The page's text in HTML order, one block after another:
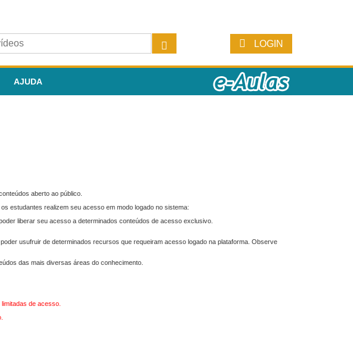
LOGIN
AJUDA
aberto ao público.
estudantes realizem seu acesso em modo logado no sistema:
liberar seu acesso a determinados conteúdos de acesso exclusivo.
usufruir de determinados recursos que requeiram acesso logado na plataforma. Observe
das mais diversas áreas do conhecimento.
de acesso.